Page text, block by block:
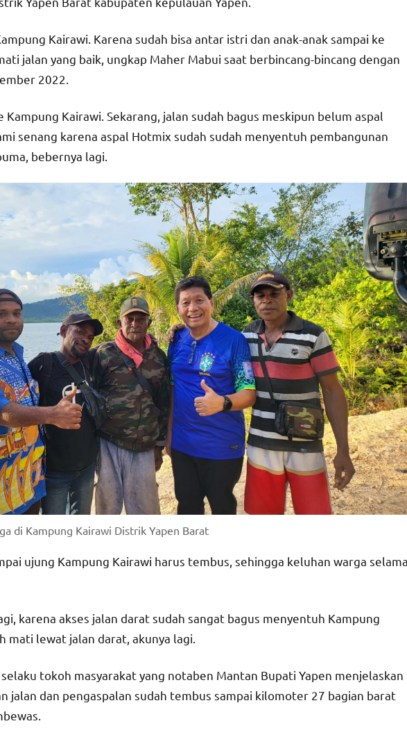
Kairawi. Karena sudah bisa antar istri dan anak-anak sampai ke
jalan yang baik, ungkap Maher Mabui saat berbincang-bincang dengan
2022.
Kairawi. Sekarang, jalan sudah bagus meskipun belum aspal
senang karena aspal Hotmix sudah sudah menyentuh pembangunan
bebernya lagi.
di Kampung Kairawi Distrik Yapen Barat
ujung Kampung Kairawi harus tembus, sehingga keluhan warga
karena akses jalan darat sudah sangat bagus menyentuh Kampung
mati lewat jalan darat, akunya lagi.
selaku tokoh masyarakat yang notaben Mantan Bupati Yapen menjelaskan
jalan dan pengaspalan sudah tembus sampai kilomoter 27 bagian barat